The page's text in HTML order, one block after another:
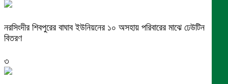
নরসিংদীর শিবপুরের বাঘাব ইউনিয়নের ১০ অসহায় পরিবারের মাঝে ঢেউটিন
বিতরণ
৩